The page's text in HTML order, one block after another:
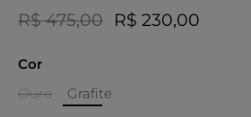
R$ 475,00 R$ 230,00
Cor
Ouro
Grafite